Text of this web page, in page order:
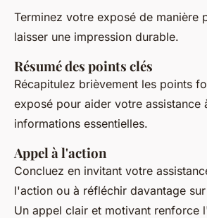
Terminez votre exposé de manière
laisser une impression durable.
Résumé des points clés
Récapitulez brièvement les points
exposé pour aider votre assistance
informations essentielles.
Appel à l'action
Concluez en invitant votre
l'action ou à réfléchir davantage
Un appel clair et motivant renforce